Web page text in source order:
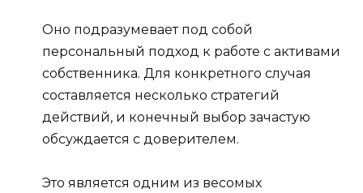
Оно подразумевает под собой
персональный подход к работе с активами
собственника. Для конкретного случая
составляется несколько стратегий
действий, и конечный выбор зачастую
обсуждается с доверителем.
Это является одним из весомых